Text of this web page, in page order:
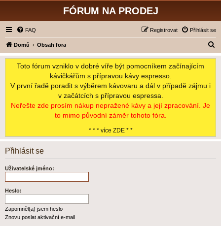
FÓRUM NA PRODEJ
FAQ Přihlásit se
Registrovat
Domů Obsah fora
l
Toto fórum vzniklo v dobré víře být pomocníkem začínajícím
kávičkářům s přípravou kávy espresso.
V první řadě poradit s výběrem kávovaru a dál v případě zájmu i
v začátcích s přípravou espressa.
Neřešte zde prosím nákup nepražené kávy a její zpracování. Je
to mimo původní záměr tohoto fóra.
* * * více ZDE * *
Přihlásit se
Uživatelské jméno:
Heslo:
Zapomněl(a) jsem heslo
Znovu poslat aktivační e-mail